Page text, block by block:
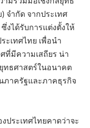
จำกัด จากประเทศ
ได้รับการแต่งตั้งให้
ะเทศไทย เพื่อนำ
ที่มีความเสถียร น่า
ทธศาสตร์ในอนาคต
ภาครัฐและภาคธุรกิจ
ประเทศไทยคาดว่าจะ